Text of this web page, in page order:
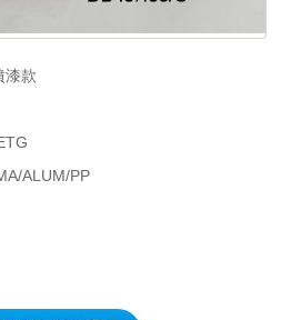
漆款
ALUM/PP